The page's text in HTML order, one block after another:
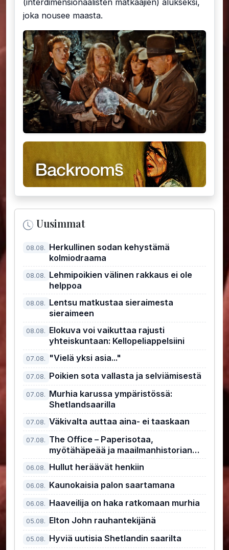
joka nousee maasta.
Uusimmat
08.08. Herkullinen sodan kehystämä
kolmiodraama
08.08. Lehmipoikien välinen rakkaus ei ole
helppoa
08.08. Lentsu matkustaa sieraimesta
sieraimeen
08.08. Elokuva voi vaikuttaa rajusti
yhteiskuntaan: Kellopeliappelsiini
07.08. "Vielä yksi asia..."
07.08. Poikien sota vallasta ja selviämisestä
07.08. Murhia karussa ympäristössä:
Shetlandsaarilla
07.08. Väkivalta auttaa aina- ei taaskaan
07.08. The Office – Paperisotaa,
myötähäpeää ja maailmanhistorian
kiusallisin pomo
06.08. Hullut heräävät henkiin
06.08. Kaunokaisia palon saartamana
06.08. Haaveilija on haka ratkomaan murhia
05.08. Elton John rauhantekijänä
05.08. Hyviä uutisia Shetlandin saarilta